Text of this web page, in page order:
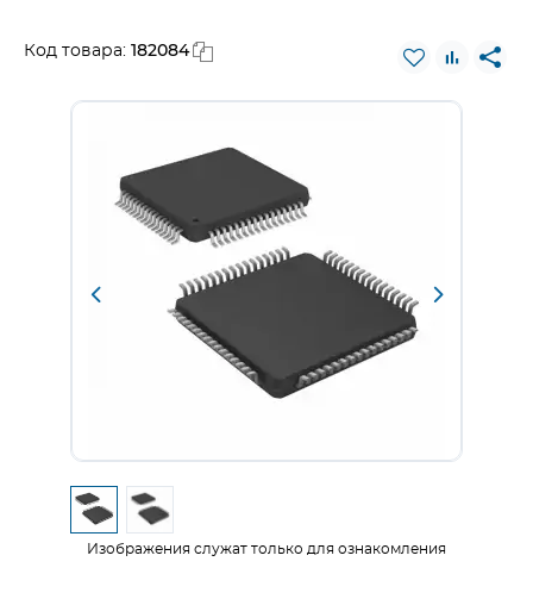
Код товара: 182084
Изображения служат только для ознакомления